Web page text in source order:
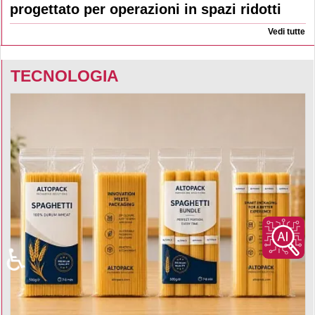
progettato per operazioni in spazi ridotti
Vedi tutte
TECNOLOGIA